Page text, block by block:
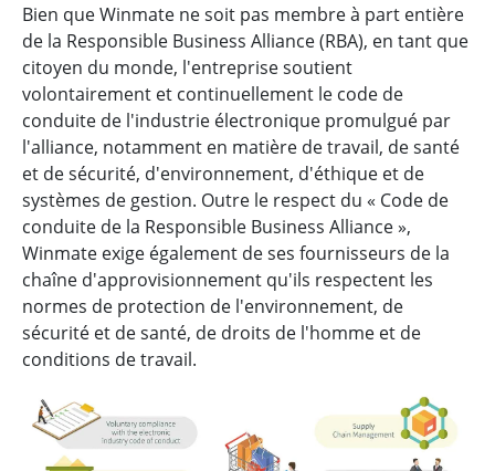
Bien que Winmate ne soit pas membre à part entière
de la Responsible Business Alliance (RBA), en tant que
citoyen du monde, l'entreprise soutient
volontairement et continuellement le code de
conduite de l'industrie électronique promulgué par
l'alliance, notamment en matière de travail, de santé
et de sécurité, d'environnement, d'éthique et de
systèmes de gestion. Outre le respect du « Code de
conduite de la Responsible Business Alliance »,
Winmate exige également de ses fournisseurs de la
chaîne d'approvisionnement qu'ils respectent les
normes de protection de l'environnement, de
sécurité et de santé, de droits de l'homme et de
conditions de travail.